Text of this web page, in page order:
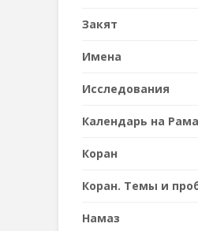
Закят
Имена
Исследования
Календарь на
Коран
Коран. Темы и
Намаз